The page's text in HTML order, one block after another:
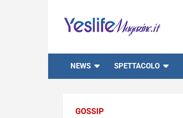
content
NEWS SPETTACOLO
GOSSIP